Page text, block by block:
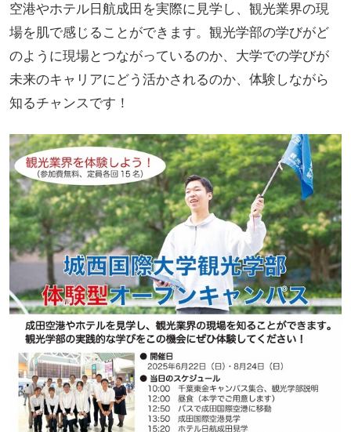
空港やホテル日航成田を実際に見学し、観光業界の現
場を肌で感じることができます。観光学部の学びがど
のように現場とつながっているのか、大学での学びが
未来のキャリアにどう活かされるのか、体験しながら
知るチャンスです！